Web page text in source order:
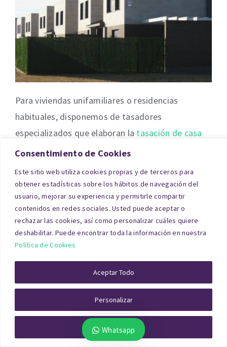
Consentimiento de Cookies
Este sitio web utiliza cookies propias y de terceros para
obtener estadísticas sobre los hábitos de navegación del
usuario, mejorar su experiencia y permitirle compartir
contenidos en redes sociales. Usted puede aceptar o
rechazar las cookies, así como personalizar cuáles quiere
deshabilitar. Puede encontrar toda la información en nuestra
Política de Cookies
Personalizar
Rechazar Todo
Aceptar Todo
Para viviendas unifamiliares o residencias
habituales, disponemos de tasadores
especializados que elaboran la tasación de casa
en Madridconforme a la normativa ECO 805/2003
Oportunidad.
Tasación de Local Comercial
Madrid
En locales, el método de capitalización de rentas
es determinante: importe de alquiler,
ocupación/vacancia, duración del contrato,
gastos repercutibles, ubicación comercial,
visibilidad y flujo peatonal. Si el local está
Whatsapp